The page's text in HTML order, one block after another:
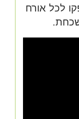
לכל אורח